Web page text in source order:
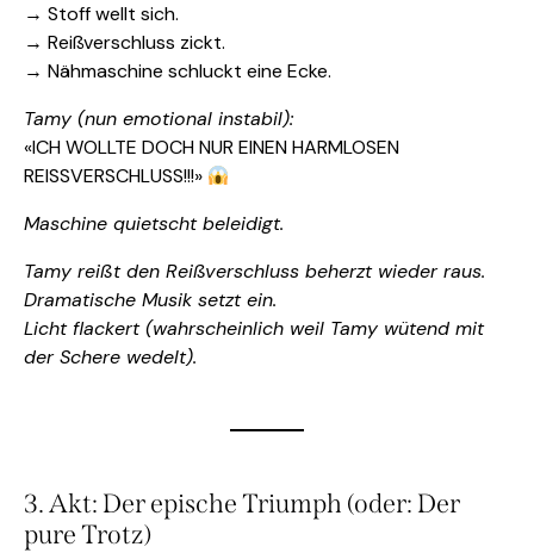
→ Stoff wellt sich.
→ Reißverschluss zickt.
→ Nähmaschine schluckt eine Ecke.
Tamy (nun emotional instabil):
«ICH WOLLTE DOCH NUR EINEN HARMLOSEN
REISSVERSCHLUSS!!!»
Maschine quietscht beleidigt.
Tamy reißt den Reißverschluss beherzt wieder raus.
Dramatische Musik setzt ein.
Licht flackert (wahrscheinlich weil Tamy wütend mit
der Schere wedelt).
3. Akt: Der epische Triumph (oder: Der
pure Trotz)